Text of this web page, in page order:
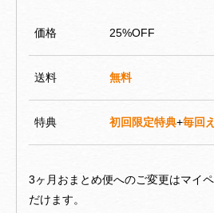
価格 25%OFF
送料 無料
特典 初回限定特典+毎回
3ヶ月おまとめ便へのご変更はマイ
だけます。